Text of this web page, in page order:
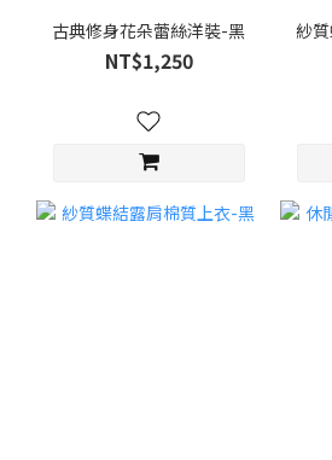
古典修身花朵蕾絲洋裝-黑
NT$1,250
紗